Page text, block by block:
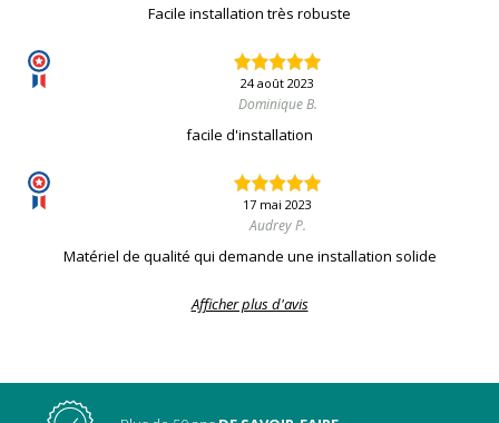
Facile installation très robuste
24 août 2023
Dominique B.
facile d'installation
17 mai 2023
Audrey P.
Matériel de qualité qui demande une installation solide
Afficher plus d'avis